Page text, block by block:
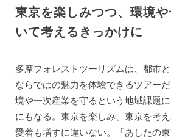
東京を楽しみつつ、環境
いて考えるきっかけに
多摩フォレストツーリズムは、都市
ならではの魅力を体験できるツアー
境や一次産業を守るという地域課題
にもなる。東京を楽しみ、東京を考
愛着も増すに違いない。「あしたの